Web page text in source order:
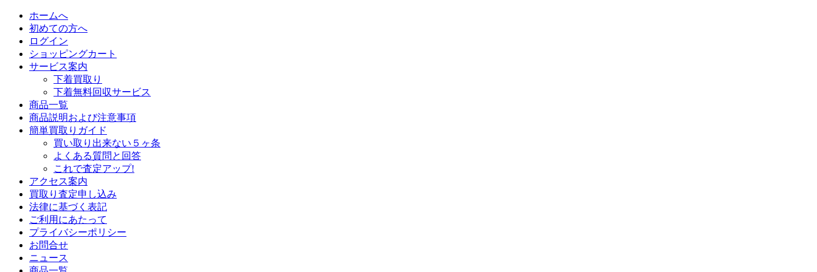
ホームへ
初めての方へ
ログイン
ショッピングカート
サービス案内
下着買取り
下着無料回収サービス
商品一覧
商品説明および注意事項
簡単買取りガイド
買い取り出来ない５ヶ条
よくある質問と回答
これで査定アップ!
アクセス案内
買取り査定申し込み
法律に基づく表記
ご利用にあたって
プライバシーポリシー
お問合せ
ニュース